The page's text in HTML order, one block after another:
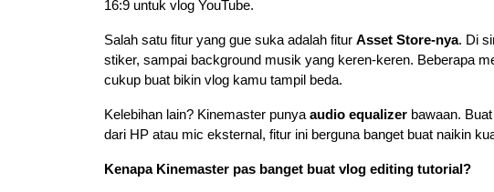
16:9 untuk vlog YouTube.
Salah satu fitur yang gue suka adalah fitur Asset Store-nya. Di
stiker, sampai background musik yang keren-keren. Beberapa
cukup buat bikin vlog kamu tampil beda.
Kelebihan lain? Kinemaster punya audio equalizer bawaan.
dari HP atau mic eksternal, fitur ini berguna banget buat naikin
Kenapa Kinemaster pas banget buat vlog editing tutorial?